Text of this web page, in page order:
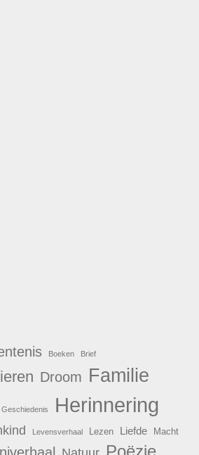
Boeken Brief
Droom Familie
Geschiedenis Herinnering
Levensverhaal Lezen Liefde Macht